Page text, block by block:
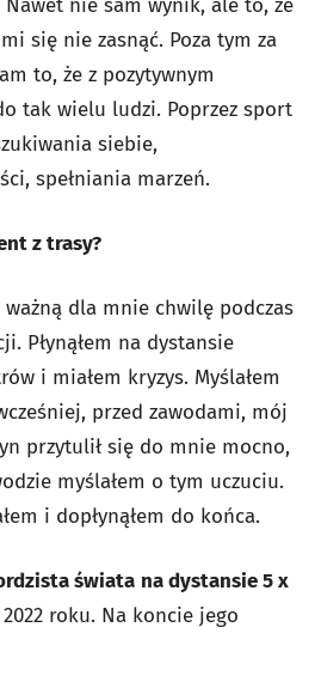
się nie zasnąć. Poza tym za
to, że z pozytywnym
tak wielu ludzi. Poprzez sport
siebie,
spełniania marzeń.
z trasy?
dla mnie chwilę podczas
Płynąłem na dystansie
i miałem kryzys. Myślałem
przed zawodami, mój
przytulił się do mnie mocno,
myślałem o tym uczuciu.
i dopłynąłem do końca.
świata na dystansie 5 x
roku. Na koncie jego